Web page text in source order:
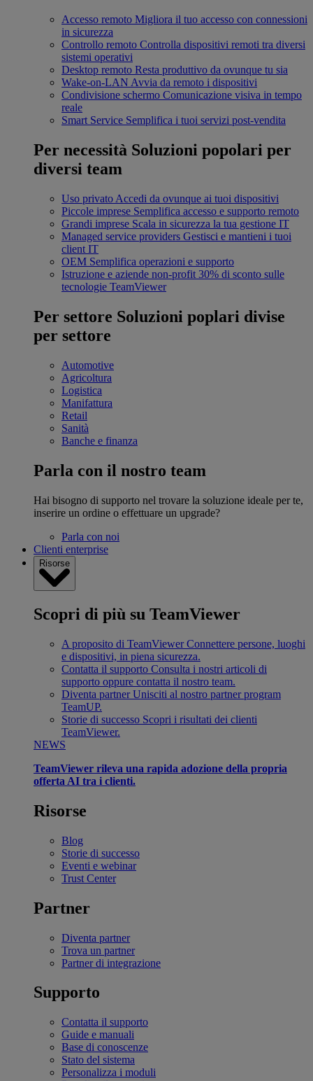
Accesso remoto Migliora il tuo accesso con connessioni
in sicurezza
Controllo remoto Controlla dispositivi remoti tra diversi
sistemi operativi
Desktop remoto Resta produttivo da ovunque tu sia
Wake-on-LAN Avvia da remoto i dispositivi
Condivisione schermo Comunicazione visiva in tempo
reale
Smart Service Semplifica i tuoi servizi post-vendita
Per necessità Soluzioni popolari per
diversi team
Uso privato Accedi da ovunque ai tuoi dispositivi
Piccole imprese Semplifica accesso e supporto remoto
Grandi imprese Scala in sicurezza la tua gestione IT
Managed service providers Gestisci e mantieni i tuoi
client IT
OEM Semplifica operazioni e supporto
Istruzione e aziende non-profit 30% di sconto sulle
tecnologie TeamViewer
Per settore Soluzioni poplari divise
per settore
Automotive
Agricoltura
Logistica
Manifattura
Retail
Sanità
Banche e finanza
Parla con il nostro team
Hai bisogno di supporto nel trovare la soluzione ideale per te,
inserire un ordine o effettuare un upgrade?
Parla con noi
Clienti enterprise
Risorse
Scopri di più su TeamViewer
A proposito di TeamViewer Connettere persone, luoghi
e dispositivi, in piena sicurezza.
Contatta il supporto Consulta i nostri articoli di
supporto oppure contatta il nostro team.
Diventa partner Unisciti al nostro partner program
TeamUP.
Storie di successo Scopri i risultati dei clienti
TeamViewer.
NEWS
TeamViewer rileva una rapida adozione della propria
offerta AI tra i clienti.
Risorse
Blog
Storie di successo
Eventi e webinar
Trust Center
Partner
Diventa partner
Trova un partner
Partner di integrazione
Supporto
Contatta il supporto
Guide e manuali
Base di conoscenze
Stato del sistema
Personalizza i moduli